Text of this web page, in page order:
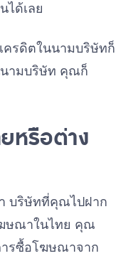
ได้เลย
ครดิตในนามบริษัทก็
นามบริษัท คุณก็
หรือต่าง
บริษัทที่คุณไปฝาก
ฆษณาในไทย คุณ
รซื้อโฆษณาจาก